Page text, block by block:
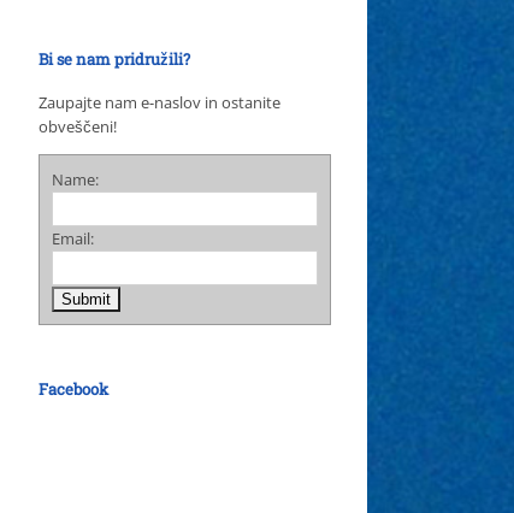
Bi se nam pridružili?
Zaupajte nam e-naslov in ostanite
obveščeni!
Name:
Email:
Facebook